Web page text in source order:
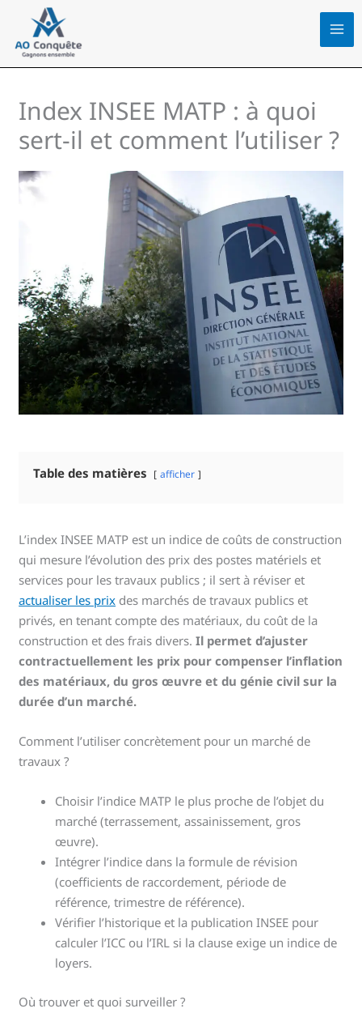
contenu
Index INSEE MATP : à quoi
sert-il et comment l’utiliser ?
Table des matières afficher
L’index INSEE MATP est un indice de coûts de construction
qui mesure l’évolution des prix des postes matériels et
services pour les travaux publics ; il sert à réviser et
actualiser les prix des marchés de travaux publics et
privés, en tenant compte des matériaux, du coût de la
construction et des frais divers.Il permet d’ajuster
contractuellement les prix pour compenser l’inflation
des matériaux, du gros œuvre et du génie civil sur la
durée d’un marché.
Comment l’utiliser concrètement pour un marché de
travaux ?
Choisir l’indice MATP le plus proche de l’objet du
marché (terrassement, assainissement, gros
œuvre).
Intégrer l’indice dans la formule de révision
(coefficients de raccordement, période de
référence, trimestre de référence).
Vérifier l’historique et la publication INSEE pour
calculer l’ICC ou l’IRL si la clause exige un indice de
loyers.
Où trouver et quoi surveiller ?